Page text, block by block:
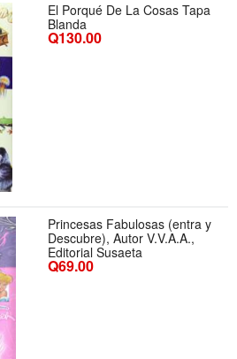
El Porqué De La Cosas Tapa
Blanda
Q130.00
Princesas Fabulosas (entra y
Descubre), Autor V.V.A.A.,
Editorial Susaeta
Q69.00